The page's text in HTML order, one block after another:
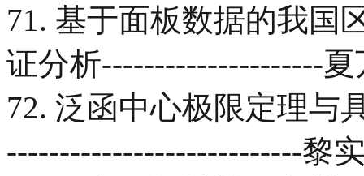
71. 基于面板数据的我国
证分析---------------------
72. 泛函中心极限定理与
----------------------------黎